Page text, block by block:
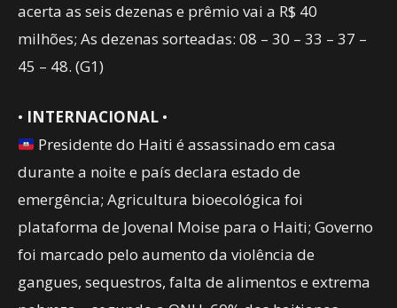
acerta as seis dezenas e prêmio vai a R$ 40
milhões; As dezenas sorteadas: 08 – 30 – 33 – 37 –
45 – 48. (G1)
• INTERNACIONAL •
Presidente do Haiti é assassinado em casa
durante a noite e país declara estado de
emergência; Agricultura bioecológica foi
plataforma de Jovenal Moise para o Haiti; Governo
foi marcado pelo aumento da violência de
gangues, sequestros, falta de alimentos e extrema